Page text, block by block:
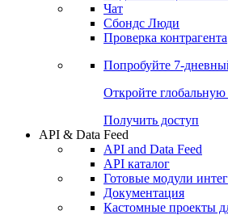
Чат
Сбондс Люди
Проверка контрагента
Попробуйте 7-
Откройте
Получить доступ
API & Data Feed
API and Data Feed
API каталог
Готовые модули
Документация
Кастомные проекты